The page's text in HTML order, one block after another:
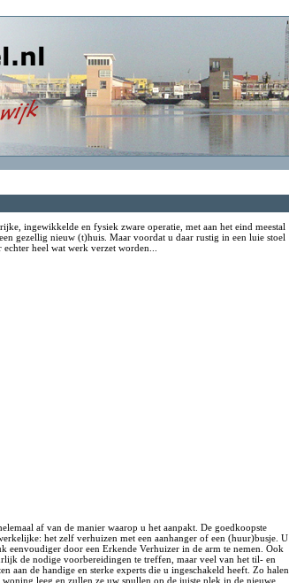
ingewikkelde en fysiek zware operatie, met aan het eind meestal
gezellig nieuw (t)huis. Maar voordat u daar rustig in een luie stoel
echter heel wat werk verzet worden...
af van de manier waarop u het aanpakt. De goedkoopste
het zelf verhuizen met een aanhanger of een (huur)busje. U
eenvoudiger door een Erkende Verhuizer in de arm te nemen. Ook
de nodige voorbereidingen te treffen, maar veel van het til- en
aan de handige en sterke experts die u ingeschakeld heeft. Zo halen
leeg en zullen ze uw spullen op de juiste plek in de nieuwe